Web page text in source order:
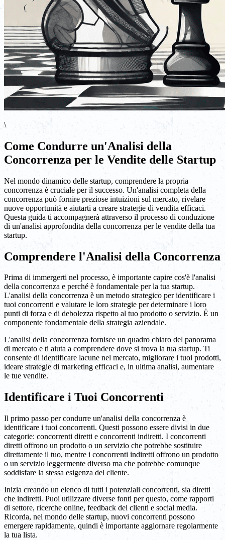
\
Come Condurre un'Analisi della
Concorrenza per le Vendite delle Startup
Nel mondo dinamico delle startup, comprendere la propria
concorrenza è cruciale per il successo. Un'analisi completa della
concorrenza può fornire preziose intuizioni sul mercato, rivelare
nuove opportunità e aiutarti a creare strategie di vendita efficaci.
Questa guida ti accompagnerà attraverso il processo di conduzione
di un'analisi approfondita della concorrenza per le vendite della tua
startup.
Comprendere l'Analisi della Concorrenza
Prima di immergerti nel processo, è importante capire cos'è l'analisi
della concorrenza e perché è fondamentale per la tua startup.
L'analisi della concorrenza è un metodo strategico per identificare i
tuoi concorrenti e valutare le loro strategie per determinare i loro
punti di forza e di debolezza rispetto al tuo prodotto o servizio. È un
componente fondamentale della strategia aziendale.
L'analisi della concorrenza fornisce un quadro chiaro del panorama
di mercato e ti aiuta a comprendere dove si trova la tua startup. Ti
consente di identificare lacune nel mercato, migliorare i tuoi prodotti,
ideare strategie di marketing efficaci e, in ultima analisi, aumentare
le tue vendite.
Identificare i Tuoi Concorrenti
Il primo passo per condurre un'analisi della concorrenza è
identificare i tuoi concorrenti. Questi possono essere divisi in due
categorie: concorrenti diretti e concorrenti indiretti. I concorrenti
diretti offrono un prodotto o un servizio che potrebbe sostituire
direttamente il tuo, mentre i concorrenti indiretti offrono un prodotto
o un servizio leggermente diverso ma che potrebbe comunque
soddisfare la stessa esigenza del cliente.
Inizia creando un elenco di tutti i potenziali concorrenti, sia diretti
che indiretti. Puoi utilizzare diverse fonti per questo, come rapporti
di settore, ricerche online, feedback dei clienti e social media.
Ricorda, nel mondo delle startup, nuovi concorrenti possono
emergere rapidamente, quindi è importante aggiornare regolarmente
la tua lista.